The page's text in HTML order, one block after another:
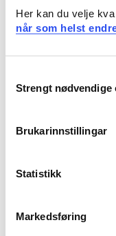
Her kan du velje
når som helst
Selection
Strengt nødvendige
Brukarinnstillingar
Statistikk
Markedsføring
Studiestart
Studiestart